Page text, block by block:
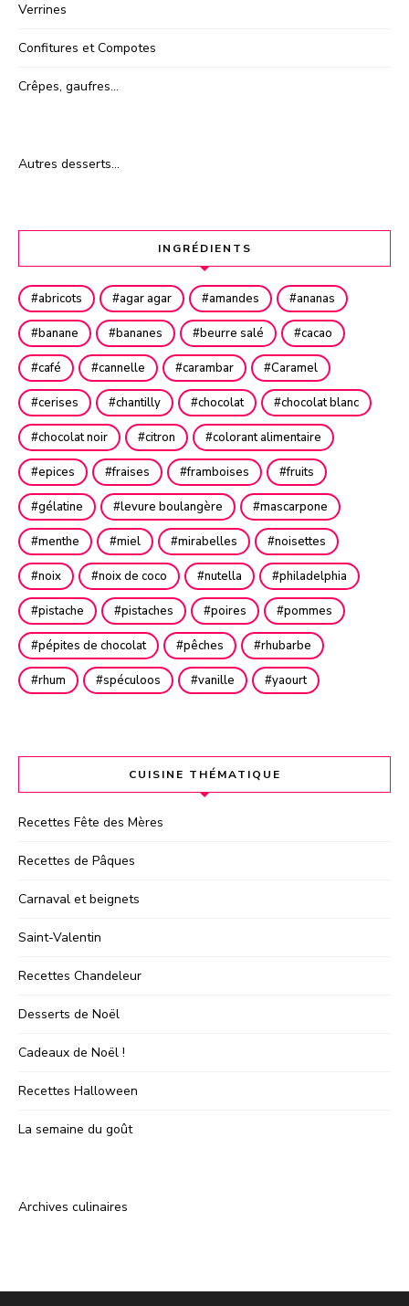
Verrines
Confitures et Compotes
Crêpes, gaufres…
Autres desserts…
INGRÉDIENTS
abricots agar agar amandes ananas
banane bananes beurre salé cacao
café cannelle carambar Caramel
cerises chantilly chocolat chocolat blanc
chocolat noir citron colorant alimentaire
epices fraises framboises fruits
gélatine levure boulangère mascarpone
menthe miel mirabelles noisettes
noix noix de coco nutella philadelphia
pistache pistaches poires pommes
pépites de chocolat pêches rhubarbe
rhum spéculoos vanille yaourt
CUISINE THÉMATIQUE
Recettes Fête des Mères
Recettes de Pâques
Carnaval et beignets
Saint-Valentin
Recettes Chandeleur
Desserts de Noël
Cadeaux de Noël !
Recettes Halloween
La semaine du goût
Archives culinaires